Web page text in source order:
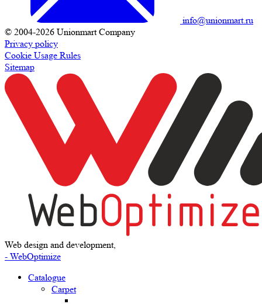
info@unionmart.ru
© 2004-2026 Unionmart Company
Privacy policy
Cookie Usage Rules
Sitemap
Web design and development,
- WebOptimize
Catalogue
Carpet